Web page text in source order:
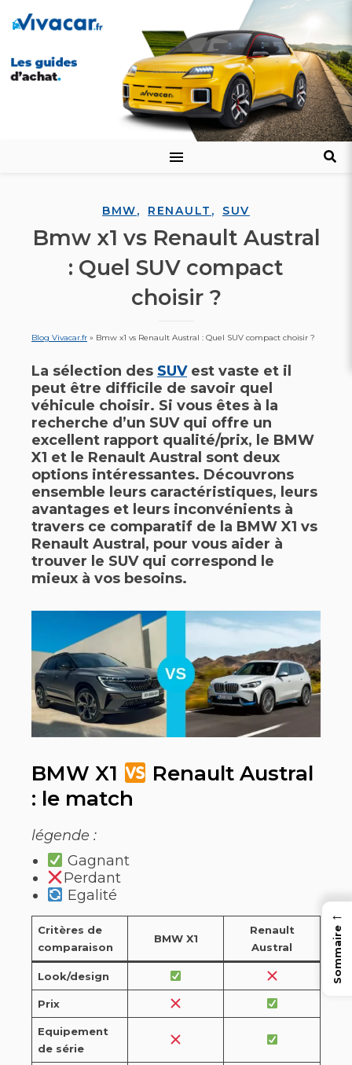
BMW, RENAULT , SUV
Bmw x1 vs Renault Austral
: Quel SUV compact
choisir ?
Blog Vivacar.fr » Bmw x1 vs Renault Austral : Quel SUV compact choisir ?
La sélection des SUVest vaste et il
peut être difficile de savoir quel
véhicule choisir. Si vous êtes à la
recherche d’un SUV qui offre un
excellent rapport qualité/prix, le BMW
X1 et le Renault Austral sont deux
options intéressantes. Découvrons
ensemble leurs caractéristiques, leurs
avantages et leurs inconvénients à
travers ce comparatif de la BMW X1 vs
Renault Austral, pour vous aider à
trouver le SUV qui correspond le
mieux à vos besoins.
BMW X1
Renault Austral
: le match
légende :
Gagnant
Perdant
Egalité
Critères de
comparaison
BMW X1
Renault
Austral
Look/design
Prix
Equipement
de série
←
Sommaire